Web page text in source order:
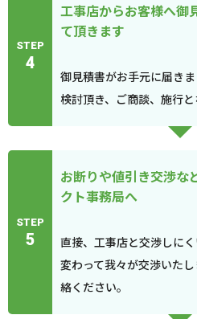
STEP
4
工事店からお客様へ御
て頂きます
御見積書がお手元に届き
検討頂き、ご商談、施行と
STEP
5
お断りや値引き交渉な
クト事務局へ
直接、工事店と交渉しに
変わって我々が交渉いた
絡ください。